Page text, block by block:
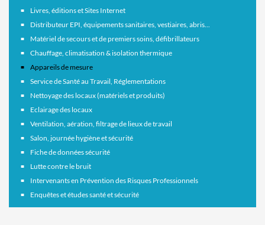
Livres, éditions et Sites Internet
Distributeur EPI, équipements sanitaires, vestiaires, abris...
Matériel de secours et de premiers soins, défibrillateurs
Chauffage, climatisation & isolation thermique
Appareils de mesure
Service de Santé au Travail, Réglementations
Nettoyage des locaux (matériels et produits)
Eclairage des locaux
Ventilation, aération, filtrage de lieux de travail
Salon, journée hygiène et sécurité
Fiche de données sécurité
Lutte contre le bruit
Intervenants en Prévention des Risques Professionnels
Enquêtes et études santé et sécurité